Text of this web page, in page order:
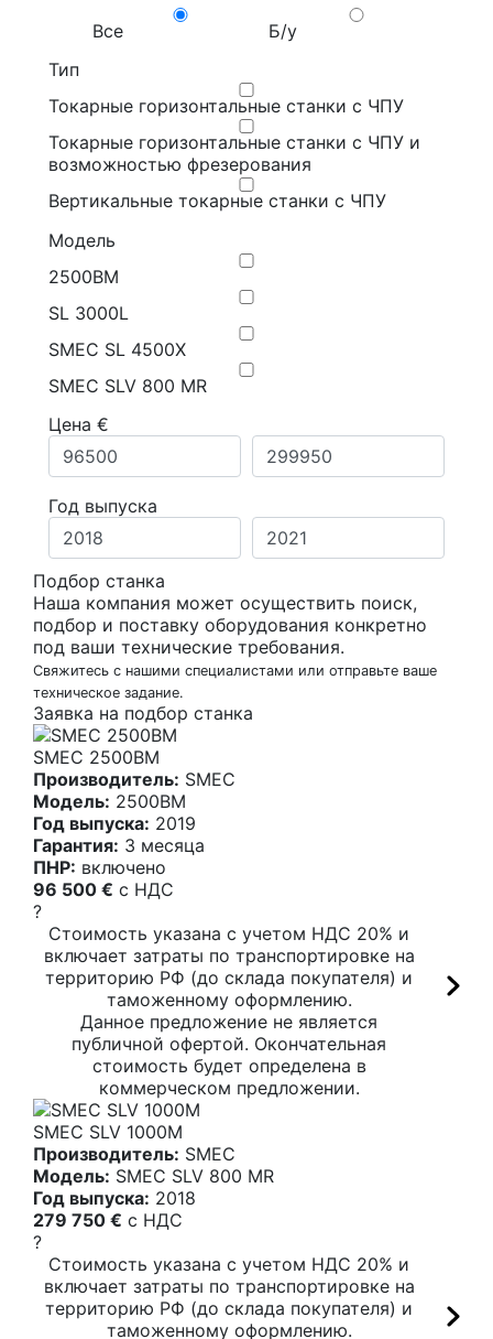
Все
Б/у
Тип
Токарные горизонтальные станки с ЧПУ
Токарные горизонтальные станки с ЧПУ и
возможностью фрезерования
Вертикальные токарные станки с ЧПУ
Модель
2500BM
SL 3000L
SMEC SL 4500X
SMEC SLV 800 MR
Цена €
Год выпуска
Подбор станка
Наша компания может осуществить поиск,
подбор и поставку оборудования конкретно
под ваши технические требования.
Свяжитесь с нашими специалистами или отправьте ваше
техническое задание.
Заявка на подбор станка
SMEC 2500BM
Производитель: SMEC
Модель: 2500BM
Год выпуска: 2019
Гарантия: 3 месяца
ПНР: включено
96 500 € c НДС
?
Стоимость указана с учетом НДС 20% и
включает затраты по транспортировке на
территорию РФ (до склада покупателя) и
таможенному оформлению.
Данное предложение не является
публичной офертой. Окончательная
стоимость будет определена в
коммерческом предложении.
SMEC SLV 1000M
Производитель: SMEC
Модель: SMEC SLV 800 MR
Год выпуска: 2018
279 750 € c НДС
?
Стоимость указана с учетом НДС 20% и
включает затраты по транспортировке на
территорию РФ (до склада покупателя) и
таможенному оформлению.